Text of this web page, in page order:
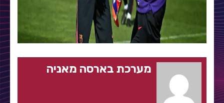
מערכת בארסה מאניה